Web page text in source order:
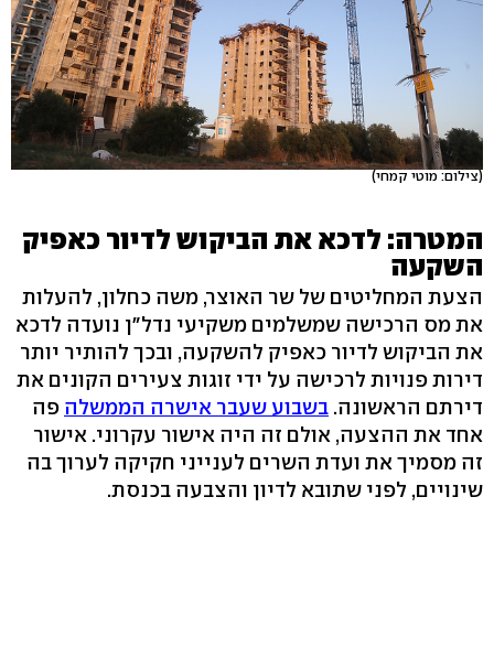
(צילום: מוטי קמחי)
המטרה: לדכא את הביקוש לדיור כאפיק
השקעה
הצעת המחליטים של שר האוצר, משה כחלון, להעלות
את מס הרכישה שמשלמים משקיעי נדל"ן נועדה לדכא
את הביקוש לדיור כאפיק להשקעה, ובכך להותיר יותר
דירות פנויות לרכישה על ידי זוגות צעירים הקונים את
דירתם הראשונה. בשבוע שעבר אישרה הממשלה פה
אחד את ההצעה, אולם זה היה אישור עקרוני. אישור
זה מסמיך את ועדת השרים לענייני חקיקה לערוך בה
שינויים, לפני שתובא לדיון והצבעה בכנסת.